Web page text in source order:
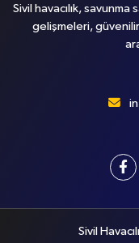
Sivil havacılık,
gelişmeleri,
Sivil